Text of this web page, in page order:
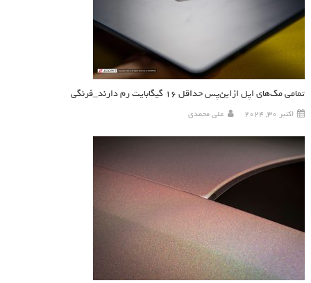
تمامی مک‌های اپل ازاین‌پس حداقل ۱۶ گیگابایت رم دارند_فرنگی
اکتبر 30, 2024 علی محمدی